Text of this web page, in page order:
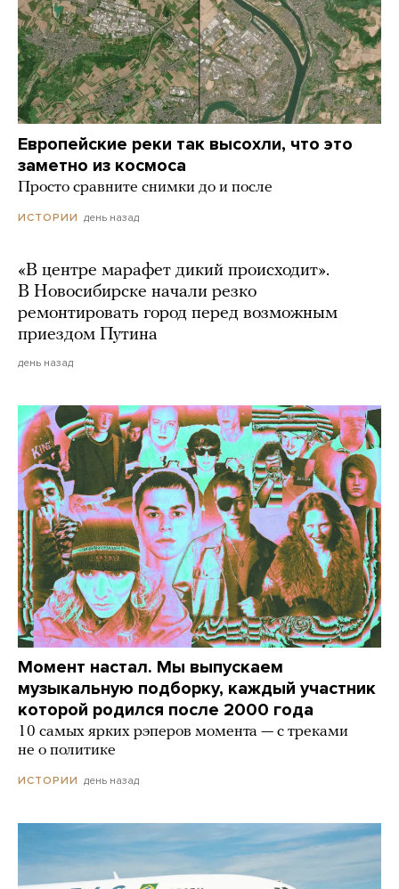
Европейские реки так высохли, что это
заметно из космоса
Просто сравните снимки до и после
ИСТОРИИ день назад
«В центре марафет дикий происходит».
В Новосибирске начали резко
ремонтировать город перед возможным
приездом Путина
день назад
Момент настал. Мы выпускаем
музыкальную подборку, каждый участник
которой родился после 2000 года
10 самых ярких рэперов момента — с треками
не о политике
ИСТОРИИ день назад